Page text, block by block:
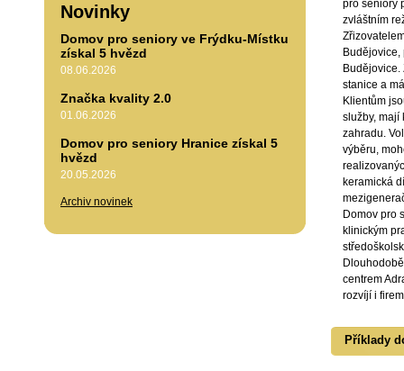
Novinky
Domov pro seniory ve Frýdku-Místku
získal 5 hvězd
08.06.2026
Značka kvality 2.0
01.06.2026
Domov pro seniory Hranice získal 5
hvězd
20.05.2026
Archiv novinek
pro seniory
zvláštním
Budějovice,
stanice a
Klientům
služby, mají
zahradu.
výběru,
keramická
Domov pro
klinickým
centrem
rozvíjí i
Příklady